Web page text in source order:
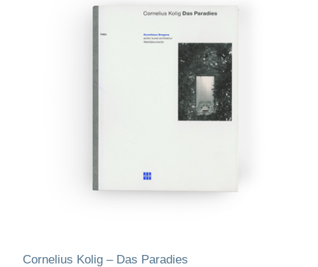
Cornelius Kolig – Das Paradies